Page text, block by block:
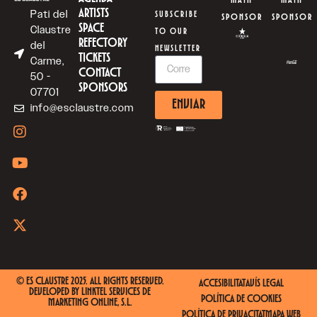
Pati del
Claustre
del
Carme,
50 -
07701
info@esclaustre.com
ARTISTS
SPACE
REFECTORY
TICKETS
CONTACT
SPONSORS
SUBSCRIBE
TO OUR
NEWSLETTER
ENVIAR
SPONSOR
SPONSOR
© ES CLAUSTRE 2025. ALL RIGHTS RESERVED.
DEVELOPED BY LINKTEL SERVICES DE
MARKETING ONLINE, S.L.
ACCESIBILITAT AVÍS LEGAL
POLÍTICA DE COOKIES